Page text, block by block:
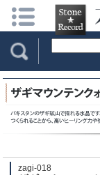
zagi-018